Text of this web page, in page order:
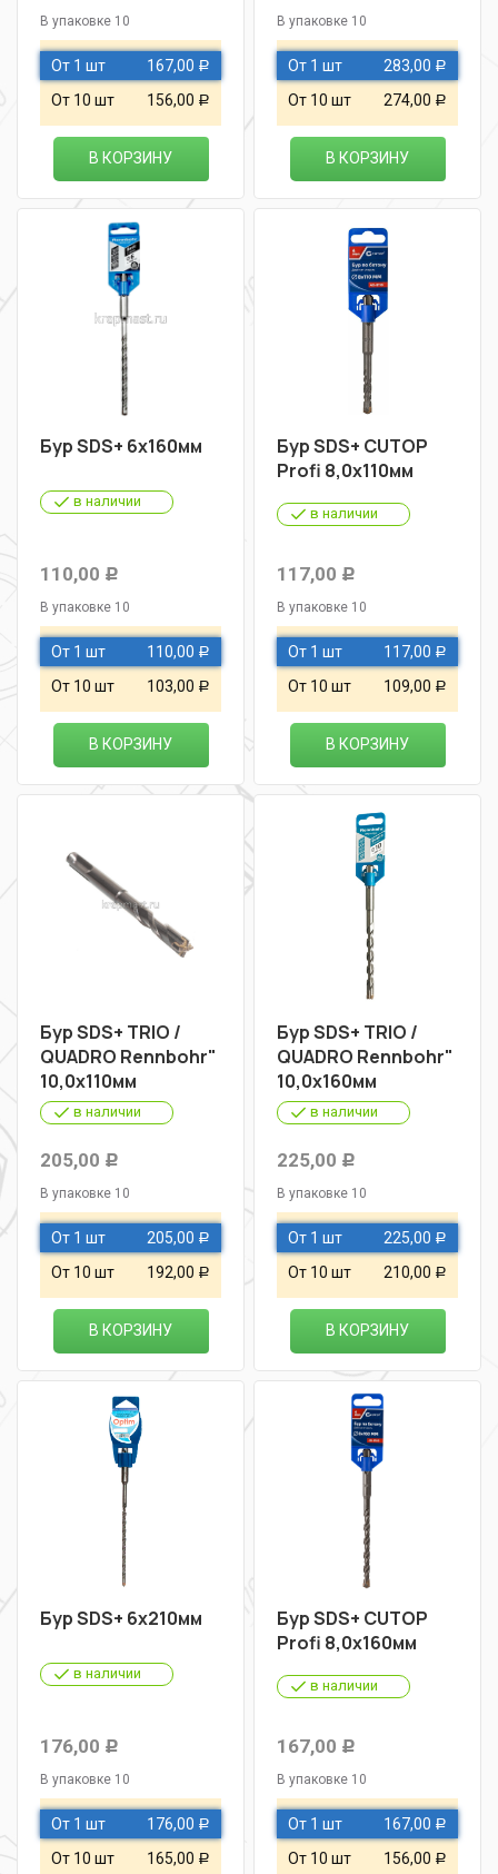
В упаковке 10
От 1 шт 167,00 Р
От 10 шт 156,00 Р
В КОРЗИНУ
В упаковке 10
От 1 шт 283,00 Р
От 10 шт 274,00 Р
В КОРЗИНУ
Бур SDS+ 6х160мм
в наличии
110,00 Р
В упаковке 10
От 1 шт 110,00 Р
От 10 шт 103,00 Р
В КОРЗИНУ
Бур SDS+ CUTOP
Profi 8,0х110мм
в наличии
117,00 Р
В упаковке 10
От 1 шт 117,00 Р
От 10 шт 109,00 Р
В КОРЗИНУ
Бур SDS+ TRIO /
QUADRO Rennbohr"
10,0х110мм
в наличии
205,00 Р
В упаковке 10
От 1 шт 205,00 Р
От 10 шт 192,00 Р
В КОРЗИНУ
Бур SDS+ TRIO /
QUADRO Rennbohr"
10,0х160мм
в наличии
225,00 Р
В упаковке 10
От 1 шт 225,00 Р
От 10 шт 210,00 Р
В КОРЗИНУ
Бур SDS+ 6х210мм
в наличии
176,00 Р
В упаковке 10
От 1 шт 176,00 Р
От 10 шт 165,00 Р
Бур SDS+ CUTOP
Profi 8,0х160мм
в наличии
167,00 Р
В упаковке 10
От 1 шт 167,00 Р
От 10 шт 156,00 Р